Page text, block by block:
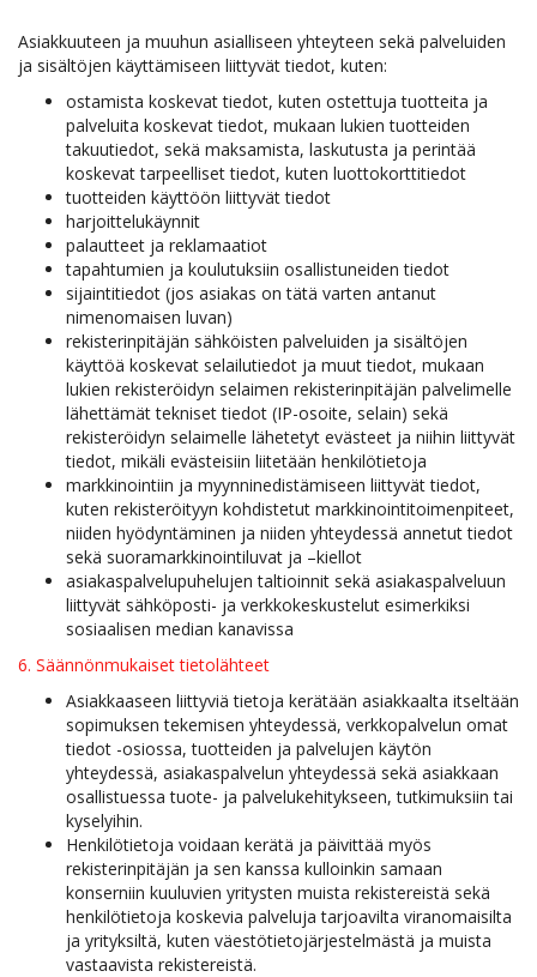
Asiakkuuteen ja muuhun asialliseen yhteyteen sekä palveluiden
ja sisältöjen käyttämiseen liittyvät tiedot, kuten:
ostamista koskevat tiedot, kuten ostettuja tuotteita ja
palveluita koskevat tiedot, mukaan lukien tuotteiden
takuutiedot, sekä maksamista, laskutusta ja perintää
koskevat tarpeelliset tiedot, kuten luottokorttitiedot
tuotteiden käyttöön liittyvät tiedot
harjoittelukäynnit
palautteet ja reklamaatiot
tapahtumien ja koulutuksiin osallistuneiden tiedot
sijaintitiedot (jos asiakas on tätä varten antanut
nimenomaisen luvan)
rekisterinpitäjän sähköisten palveluiden ja sisältöjen
käyttöä koskevat selailutiedot ja muut tiedot, mukaan
lukien rekisteröidyn selaimen rekisterinpitäjän palvelimelle
lähettämät tekniset tiedot (IP-osoite, selain) sekä
rekisteröidyn selaimelle lähetetyt evästeet ja niihin liittyvät
tiedot, mikäli evästeisiin liitetään henkilötietoja
markkinointiin ja myynninedistämiseen liittyvät tiedot,
kuten rekisteröityyn kohdistetut markkinointitoimenpiteet,
niiden hyödyntäminen ja niiden yhteydessä annetut tiedot
sekä suoramarkkinointiluvat ja –kiellot
asiakaspalvelupuhelujen taltioinnit sekä asiakaspalveluun
liittyvät sähköposti- ja verkkokeskustelut esimerkiksi
sosiaalisen median kanavissa
6. Säännönmukaiset tietolähteet
Asiakkaaseen liittyviä tietoja kerätään asiakkaalta itseltään
sopimuksen tekemisen yhteydessä, verkkopalvelun omat
tiedot -osiossa, tuotteiden ja palvelujen käytön
yhteydessä, asiakaspalvelun yhteydessä sekä asiakkaan
osallistuessa tuote- ja palvelukehitykseen, tutkimuksiin tai
kyselyihin.
Henkilötietoja voidaan kerätä ja päivittää myös
rekisterinpitäjän ja sen kanssa kulloinkin samaan
konserniin kuuluvien yritysten muista rekistereistä sekä
henkilötietoja koskevia palveluja tarjoavilta viranomaisilta
ja yrityksiltä, kuten väestötietojärjestelmästä ja muista
vastaavista rekistereistä.